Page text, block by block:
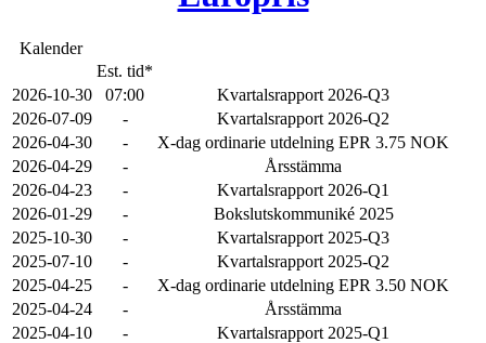
Kalender
Est. tid*
2026-10-30
07:00
Kvartalsrapport 2026-Q3
2026-07-09
-
Kvartalsrapport 2026-Q2
2026-04-30
-
X-dag ordinarie utdelning EPR 3.75 NOK
2026-04-29
-
Årsstämma
2026-04-23
-
Kvartalsrapport 2026-Q1
2026-01-29
-
Bokslutskommuniké 2025
2025-10-30
-
Kvartalsrapport 2025-Q3
2025-07-10
-
Kvartalsrapport 2025-Q2
2025-04-25
-
X-dag ordinarie utdelning EPR 3.50 NOK
2025-04-24
-
Årsstämma
2025-04-10
-
Kvartalsrapport 2025-Q1